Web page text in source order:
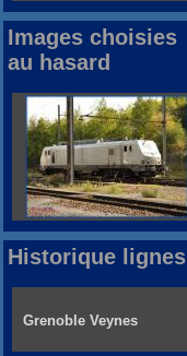
Images choisies
au hasard
Historique lignes
Grenoble Veynes